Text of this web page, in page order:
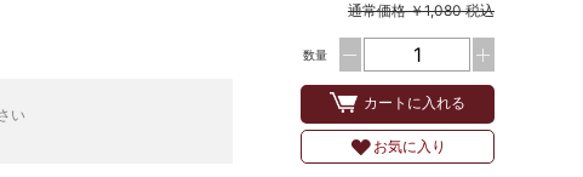
い
通常価格 ￥1,080 税込
数量
カートに入れる
お気に入り